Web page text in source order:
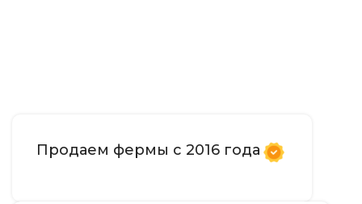
Продаем фермы с 2016 года